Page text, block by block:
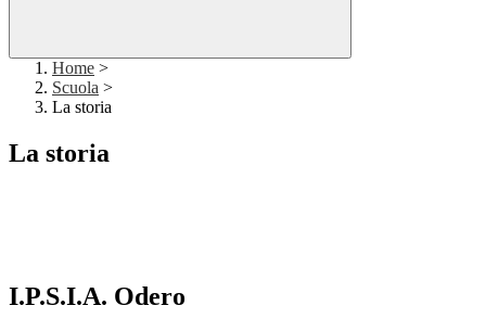
Home >
Scuola >
La storia
La storia
I.P.S.I.A. Odero